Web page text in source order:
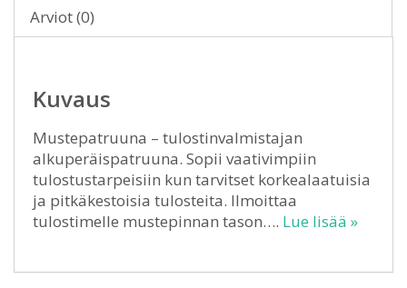
Arviot (0)
Kuvaus
Mustepatruuna – tulostinvalmistajan
alkuperäispatruuna. Sopii vaativimpiin
tulostustarpeisiin kun tarvitset korkealaatuisia
ja pitkäkestoisia tulosteita. Ilmoittaa
tulostimelle mustepinnan tason…. Lue lisää »